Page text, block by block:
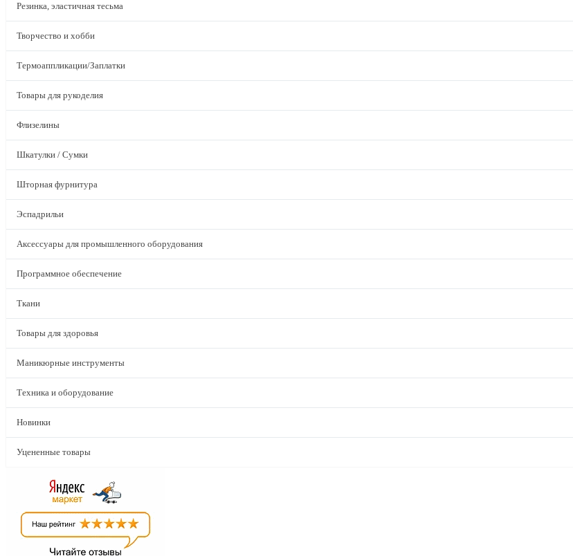
Резинка, эластичная тесьма
Творчество и хобби
Термоаппликации/Заплатки
Товары для рукоделия
Флизелины
Шкатулки / Сумки
Шторная фурнитура
Эспадрильи
Аксессуары для промышленного оборудования
Программное обеспечение
Ткани
Товары для здоровья
Маникюрные инструменты
Техника и оборудование
Новинки
Уцененные товары